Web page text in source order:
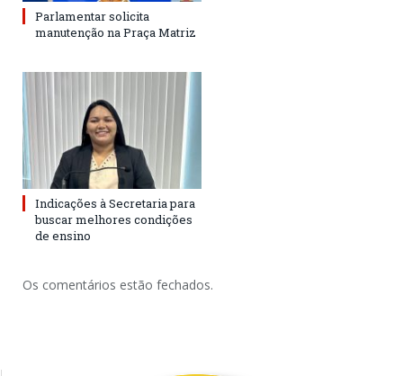
Parlamentar solicita
manutenção na Praça Matriz
Indicações à Secretaria para
buscar melhores condições
de ensino
Os comentários estão fechados.